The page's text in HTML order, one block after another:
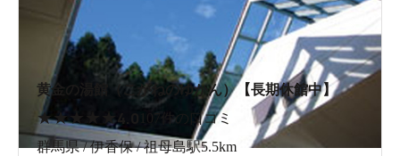
黄金の湯館（こがねのゆかん）【長期休館中】
★★★ ★ ★4.0
107件の口コミ
群馬県 / 伊香保 / 祖母島駅5.5km